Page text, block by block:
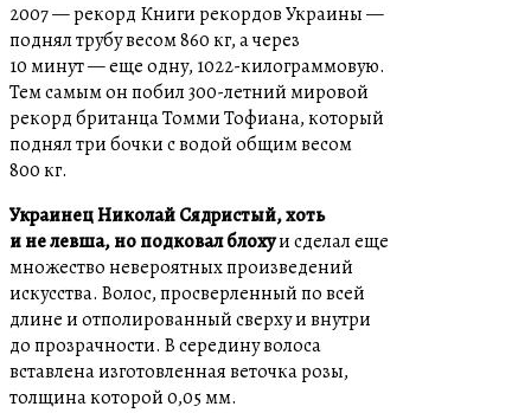
2007 — рекорд Книги рекордов Украины —
поднял трубу весом 860 кг, а через
10 минут — еще одну, 1022-килограммовую.
Тем самым он побил 300-летний мировой
рекорд британца Томми Тофиана, который
поднял три бочки с водой общим весом
800 кг.
Украинец Николай Сядристый, хоть
и не левша, но подковал блохуи сделал еще
множество невероятных произведений
искусства. Волос, просверленный по всей
длине и отполированный сверху и внутри
до прозрачности. В середину волоса
вставлена изготовленная веточка розы,
толщина которой 0,05 мм.